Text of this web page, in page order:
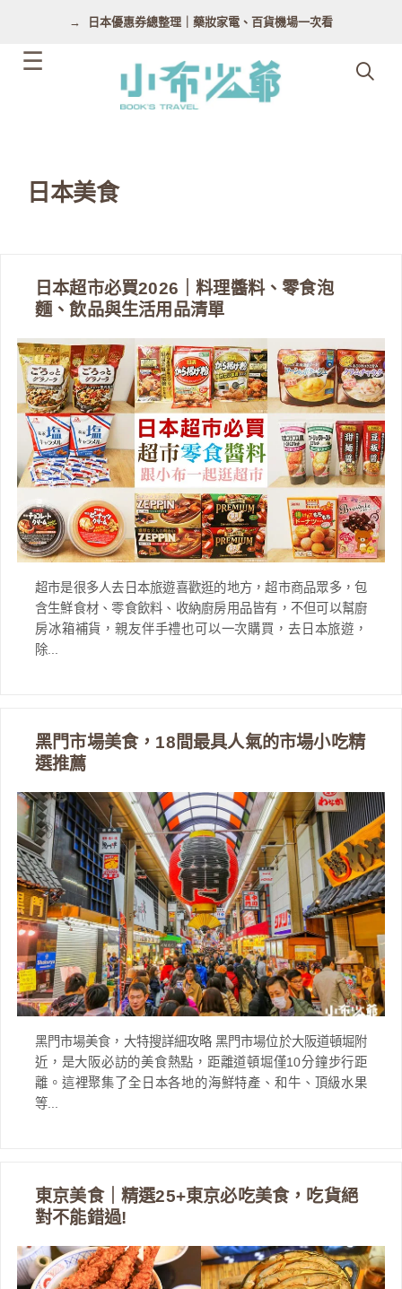
日本優惠券總整理｜藥妝家電、百貨機場一次看
日本美食
日本超市必買2026｜料理醬料、零食泡
麵、飲品與生活用品清單
超市是很多人去日本旅遊喜歡逛的地方，超市商品眾多，包
含生鮮食材、零食飲料、收納廚房用品皆有，不但可以幫廚
房冰箱補貨，親友伴手禮也可以一次購買，去日本旅遊，
除...
黑門市場美食，18間最具人氣的市場小吃精
選推薦
黑門市場美食，大特搜詳細攻略 黑門市場位於大阪道頓堀附
近，是大阪必訪的美食熱點，距離道頓堀僅10分鐘步行距
離。這裡聚集了全日本各地的海鮮特產、和牛、頂級水果
等...
東京美食｜精選25+東京必吃美食，吃貨絕
對不能錯過!